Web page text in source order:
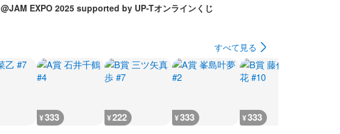
EXPO 2025 supported by UP-Tオンラインくじ
すべて見る
¥333 ¥222 ¥333 ¥333